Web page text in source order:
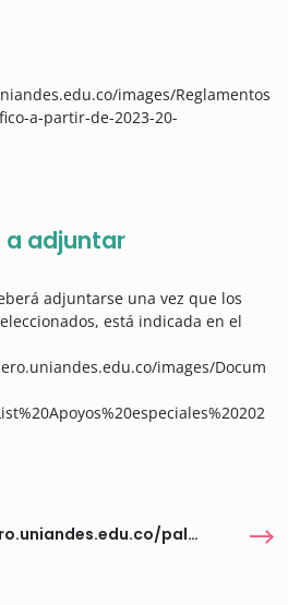
images/Reglamentos
a-partir-de-2023-20-
adjuntar
adjuntarse una vez que los
está indicada en el
images/Docum
https://apoyofinanciero.uniandes.edu.co/palante-pacifico